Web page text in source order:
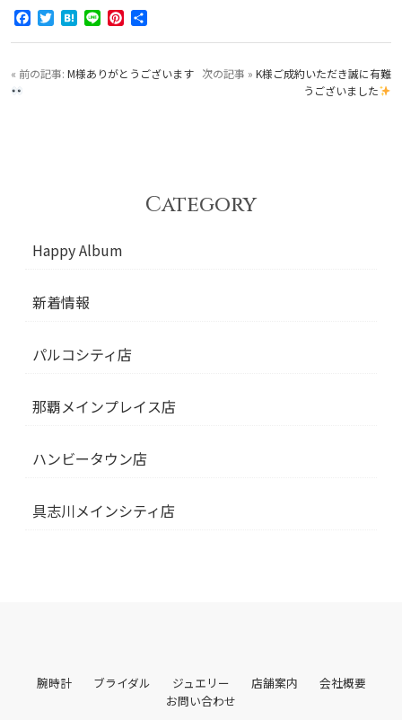
Facebook
TwitterHatena
Line Pinterest
« 前の記事: M様ありがとうございます 次の記事 » K様ご成約いただき誠に有難
うございました
Category
Happy Album
新着情報
パルコシティ店
那覇メインプレイス店
ハンビータウン店
具志川メインシティ店
腕時計 ブライダル ジュエリー 店舗案内
会社概要
お問い合わせ